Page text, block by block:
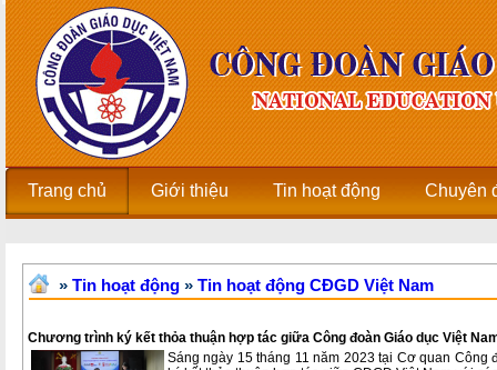
Trang chủ Giới thiệu Tin hoạt động Chuyên
» Tin hoạt động » Tin hoạt động CĐGD Việt Nam
Chương trình ký kết thỏa thuận hợp tác giữa Công đoàn Giáo dục Việt
Sáng ngày 15 tháng 11 năm 2023 tại Cơ quan